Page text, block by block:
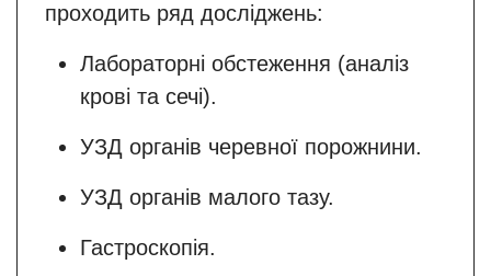
проходить ряд досліджень:
Лабораторні обстеження (аналіз
крові та сечі).
УЗД органів черевної порожнини.
УЗД органів малого тазу.
Гастроскопія.